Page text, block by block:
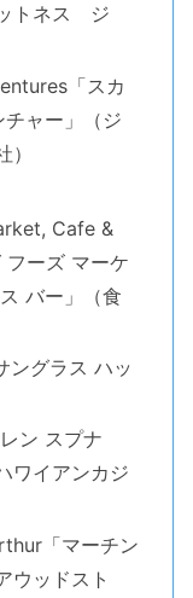
トネス ジ
「スカ
ャー」（ジ
Cafe &
ーズ マーケ
バー」（食
ングラス ハッ
ン スプナ
ワイアンカジ
「マーチン
ウッドスト